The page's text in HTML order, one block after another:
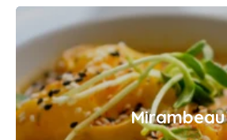
Mirambeau